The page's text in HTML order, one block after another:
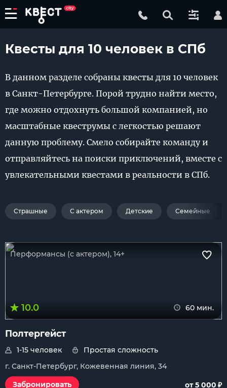
Квесты для 10 человек в СПб
В данном разделе собраны квесты для 10 человек
в Санкт-Петербурге. Порой трудно найти место,
где можно отдохнуть большой компанией, но
масштабные квеструмы с легкостью решают
данную проблему. Смело собирайте команду и
отправляйтесь на поиски приключений, вместе с
увлекательными квестами в реальности в СПб.
Страшные С актером Детские Семейные
Перформансы (с актером), 14+
10.0 60 мин.
Полтергейст
1-15 человек
Простая сложность
г. Санкт-Петербург, Кожевенная линия, 34
Забронировать
от 5 000 ₽